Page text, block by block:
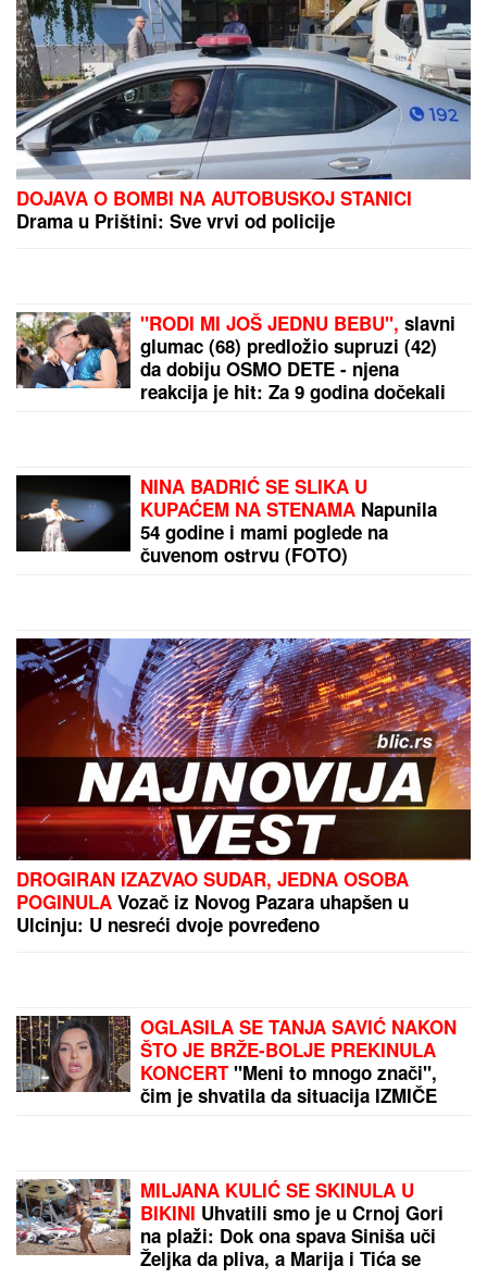
PORODILA SE ZVEZDA GRANDAPlavokosa
pevačica donela na svet sina, roditelji dali ime sa
"SKUPLJAM APETIT OKOLO, A JEDEM KOD KUĆE"
Našem pevaču žena oprostila sve afere: "Ne mogu
PREPORUKA ZA VAS
DOJAVA O BOMBI NA AUTOBUSKOJ STANICI
"RODI MI JOŠ JEDNU BEBU",slavni
glumac (68) predložio supruzi (42)
da dobiju OSMO DETE - njena
NINA BADRIĆ SE SLIKA U
KUPAĆEM NA STENAMANapunila
54 godine i mami poglede na